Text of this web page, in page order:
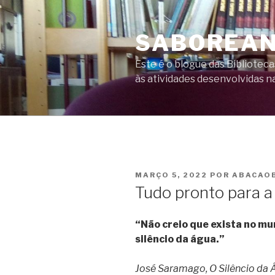
Saltar
para
o
conteúdo
Este é o blogue das
às atividades desenvolvidas
PUBLICADO
MARÇO 5, 2022 POR
Tudo pronto para
“Não creio que exista no
silêncio da água.”
José Saramago, O Silêncio da